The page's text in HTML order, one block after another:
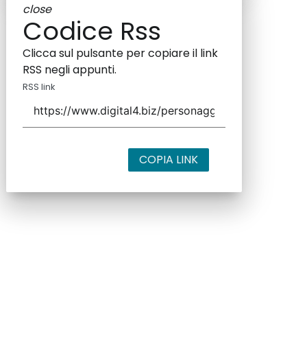
close
Codice Rss
Clicca sul pulsante per copiare il link
RSS negli appunti.
RSS link
COPIA LINK